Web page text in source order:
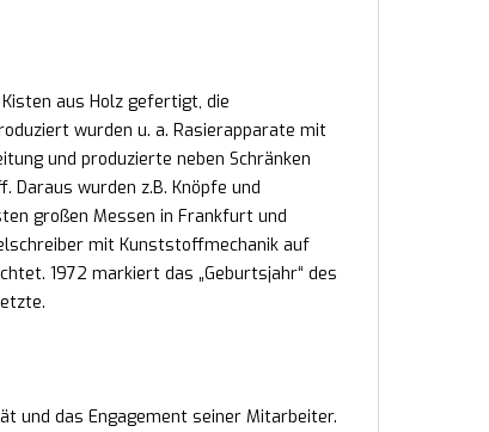
aus Holz gefertigt, die
wurden u. a. Rasierapparate mit
und produzierte neben Schränken
wurden z.B. Knöpfe und
großen Messen in Frankfurt und
mit Kunststoffmechanik auf
1972 markiert das „Geburtsjahr“ des
und das Engagement seiner Mitarbeiter.